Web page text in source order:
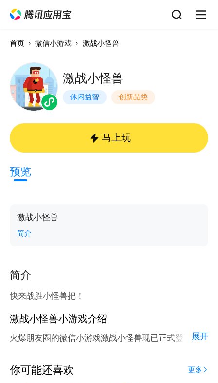
首页 微信小游戏 激战小怪兽
激战小怪兽
休闲益智 创新品类
马上玩
预览
激战小怪兽
简介
简介
快来战胜小怪兽把！
激战小怪兽小游戏介绍
火爆朋友圈的微信小游戏激战小怪兽现已正式登陆腾讯
应用宝为腾讯官方游戏平台，收录海量正版授权的高热
度精品小游戏。直接搜索或者在小游戏 tab 发现热门
展开
你可能还喜欢 更多